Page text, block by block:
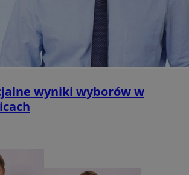
wyniki wyborów w